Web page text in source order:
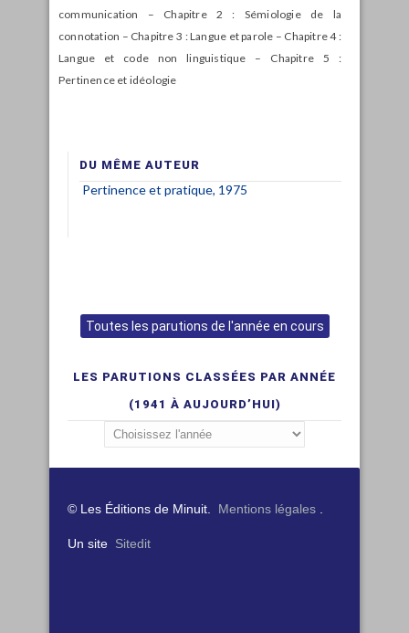
communication – Chapitre 2 : Sémiologie de la
connotation – Chapitre 3 : Langue et parole – Chapitre 4 :
Langue et code non linguistique – Chapitre 5 :
Pertinence et idéologie
DU MÊME AUTEUR
Pertinence et pratique, 1975
Toutes les parutions de l'année en cours
LES PARUTIONS CLASSÉES PAR ANNÉE
(1941 À AUJOURD’HUI)
© Les Éditions de Minuit. Mentions légales
Un site Sitedit